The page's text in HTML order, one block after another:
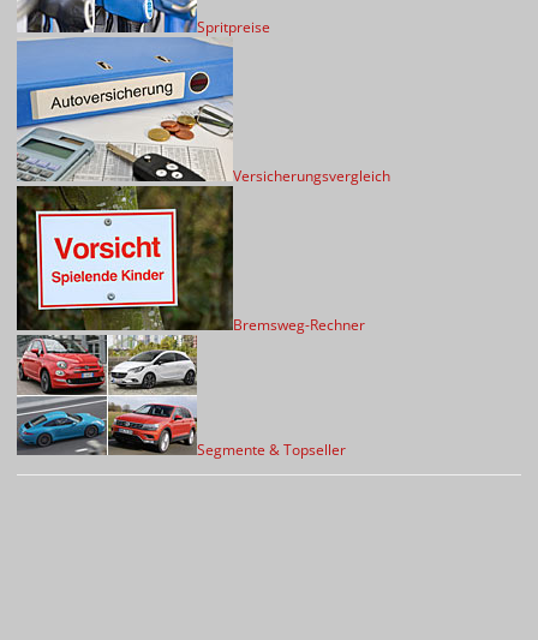
Spritpreise
Versicherungsvergleich
Bremsweg-Rechner
Segmente & Topseller